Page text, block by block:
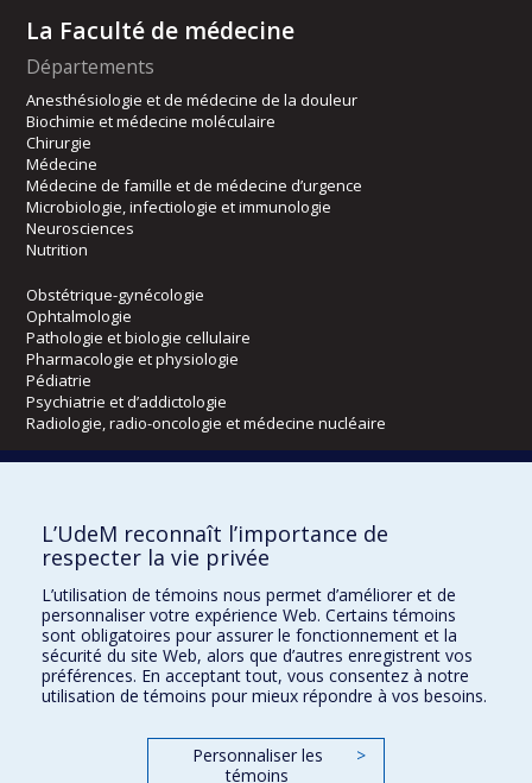
La Faculté de médecine
Départements
Anesthésiologie et de médecine de la douleur
Biochimie et médecine moléculaire
Chirurgie
Médecine
Médecine de famille et de médecine d’urgence
Microbiologie, infectiologie et immunologie
Neurosciences
Nutrition
Obstétrique-gynécologie
Ophtalmologie
Pathologie et biologie cellulaire
Pharmacologie et physiologie
Pédiatrie
Psychiatrie et d’addictologie
Radiologie, radio-oncologie et médecine nucléaire
Kinésiologie et des sciences de l’activité physique
Orthophonie et audiologie
Directions
DPC
CPASS
L’UdeM reconnaît l’importance de
respecter la vie privée
L’utilisation de témoins nous permet d’améliorer et de
personnaliser votre expérience Web. Certains témoins
sont obligatoires pour assurer le fonctionnement et la
sécurité du site Web, alors que d’autres enregistrent vos
préférences. En acceptant tout, vous consentez à notre
utilisation de témoins pour mieux répondre à vos besoins.
Personnaliser les
témoins
>